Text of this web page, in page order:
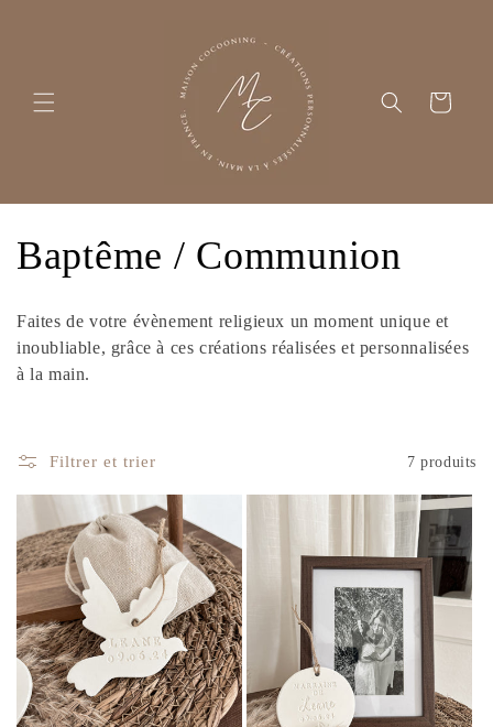
Panier
C
o
l
e
c
t
i
o
n
Baptême / Communion
Faites de votre évènement religieux un moment unique et
inoubliable, grâce à ces créations réalisées et personnalisées
à la main.
Filtrer et trier 7 produits